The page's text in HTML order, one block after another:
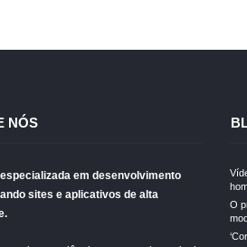
NÓS
em desenvolvimento
sites e aplicativos de alta
O